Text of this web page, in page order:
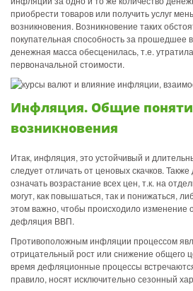
приобрести товаров или получить услуг
возникновения. Возникновение таких
покупательная способность за прошедшее
денежная масса обесценилась, т.е.
первоначальной стоимости.
Инфляция. Общие
возникновения
Итак, инфляция, это устойчивый и
следует отличать от ценовых скачков.
означать возрастание всех цен, т.к. на
могут, как повышаться, так и понижаться,
этом важно, чтобы происходило изменение
дефляция ВВП.
Противоположным инфляции процессом
отрицательный рост или снижение общего
время дефляционные процессы
правило, носят исключительно сезонный